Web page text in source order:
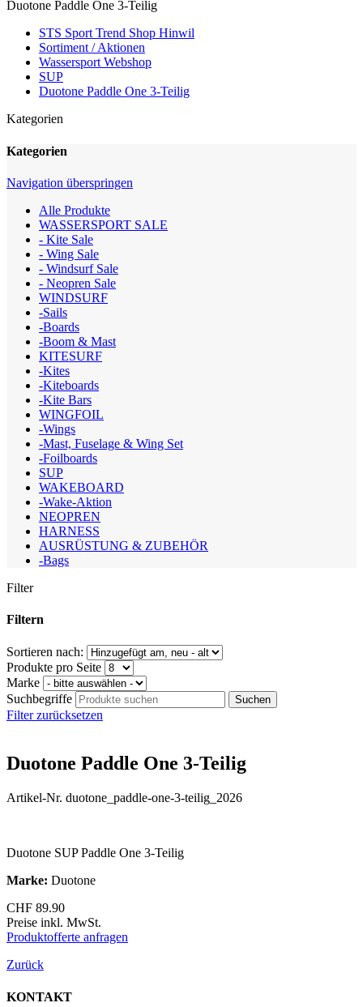
Duotone Paddle One 3-Teilig
STS Sport Trend Shop Hinwil
Sortiment / Aktionen
Wassersport Webshop
SUP
Duotone Paddle One 3-Teilig
Kategorien
Kategorien
Navigation überspringen
Alle Produkte
WASSERSPORT SALE
- Kite Sale
- Wing Sale
- Windsurf Sale
- Neopren Sale
WINDSURF
-Sails
-Boards
-Boom & Mast
KITESURF
-Kites
-Kiteboards
-Kite Bars
WINGFOIL
-Wings
-Mast, Fuselage & Wing Set
-Foilboards
SUP
WAKEBOARD
-Wake-Aktion
NEOPREN
HARNESS
AUSRÜSTUNG & ZUBEHÖR
-Bags
Filter
Filtern
Sortieren nach:
Produkte pro Seite
Marke
Suchbegriffe
Filter zurücksetzen
Duotone Paddle One 3-Teilig
Artikel-Nr. duotone_paddle-one-3-teilig_2026
Duotone SUP Paddle One 3-Teilig
Marke: Duotone
CHF 89.90
Preise inkl. MwSt.
Produktofferte anfragen
Zurück
KONTAKT